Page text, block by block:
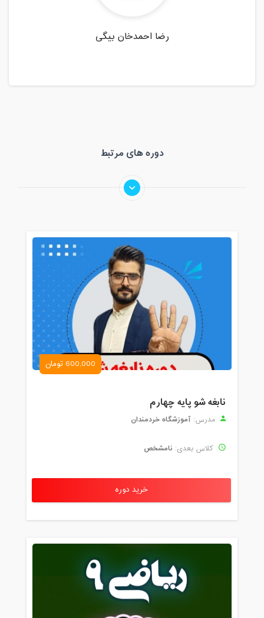
رضا احمدخان بیگی
دوره های مرتبط
600,000 تومان
نابغه شو پایه چهارم
مدرس: آموزشگاه خردمندان
کلاس بعدی: نامشخص
خرید دوره